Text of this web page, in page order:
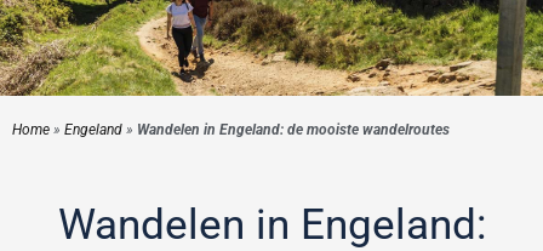
Home » Engeland » Wandelen in Engeland: de mooiste wandelroutes
Wandelen in Engeland: